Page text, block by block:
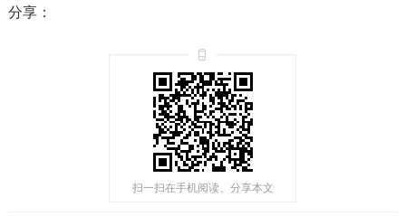
分享：
扫一扫在手机阅读、分享本文